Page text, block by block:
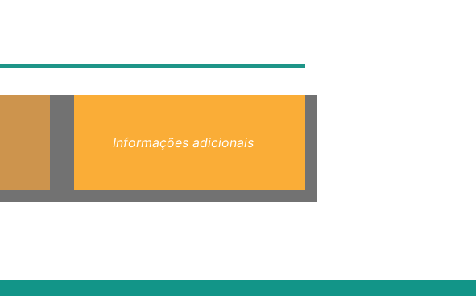
Informações adicionais